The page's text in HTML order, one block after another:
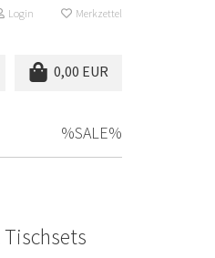
Login Merkzettel
0,00 EUR
%SALE%
Tischsets